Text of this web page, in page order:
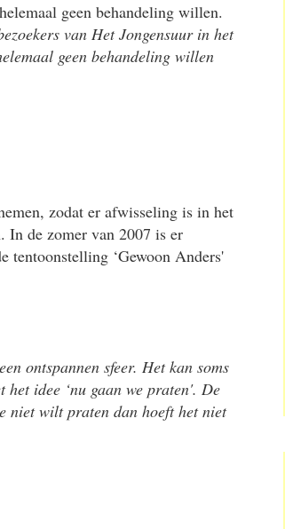
geen behandeling willen.
van Het Jongensuur in het
geen behandeling willen
zodat er afwisseling is in het
In de zomer van 2007 is er
tentoonstelling ‘Gewoon Anders'
ontspannen sfeer. Het kan soms
idee ‘nu gaan we praten'. De
niet wilt praten dan hoeft het niet